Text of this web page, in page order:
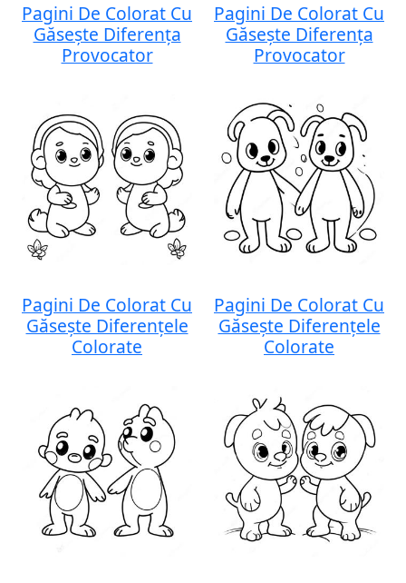
Pagini De Colorat Cu
Găsește Diferența
Provocator
Pagini De Colorat Cu
Găsește Diferența
Provocator
Pagini De Colorat Cu
Găsește Diferențele
Colorate
Pagini De Colorat Cu
Găsește Diferențele
Colorate